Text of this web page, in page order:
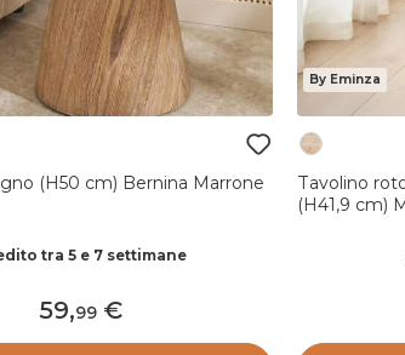
(H50 cm) Bernina Marrone
tra 5 e 7 settimane
59,99
By Eminza
Tavolino
(H41,9 cm)